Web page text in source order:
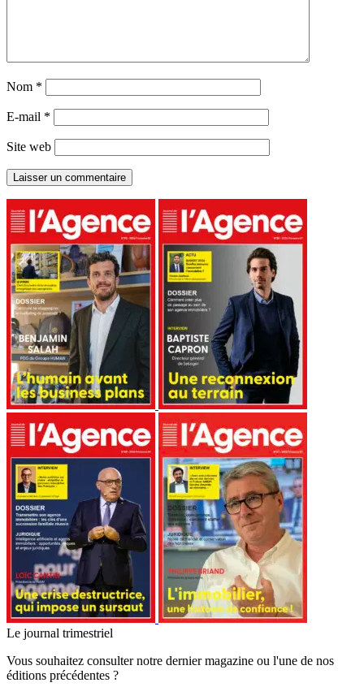
Nom *
E-mail *
Site web
Le journal trimestriel
Vous souhaitez consulter notre dernier magazine ou l'une de nos
éditions précédentes ?